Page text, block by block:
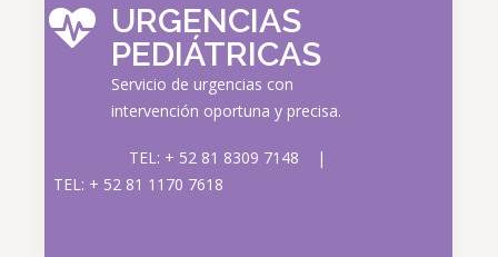
URGENCIAS
PEDIÁTRICAS
Servicio de urgencias con
intervención oportuna y precisa.
TEL: + 52 81 8309 7148 |
TEL: + 52 81 1170 7618